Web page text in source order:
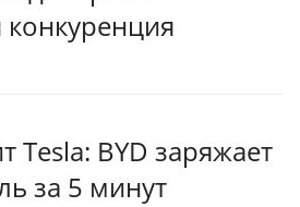
Tesla: BYD заряжает
за 5 минут